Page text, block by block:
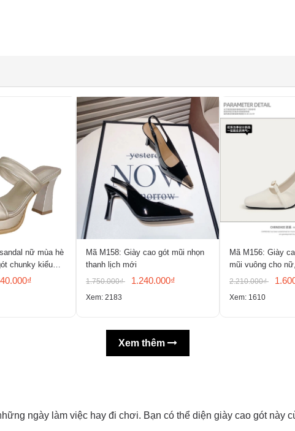
nữ mùa hè
chunky kiểu
hở mũi
Mã M158: Giày cao gót mũi nhọn
thanh lịch mới
1.750.000₫ 1.240.000₫
Xem: 2183
Mã M156: Giày
mũi vuông cho
2.210.000₫
Xem: 1610
Xem thêm
ngày làm việc hay đi chơi. Bạn có thể diện giày cao gót này